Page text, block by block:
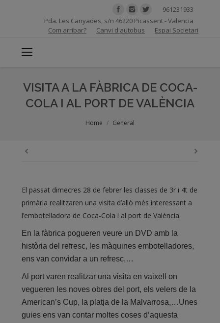
961231933
Pda. Les Canyades, s/n 46220 Picassent - Valencia
Com arribar?
Canvi d'autobus Espai Societari
VISITA A LA FÀBRICA DE COCA-
COLA I AL PORT DE VALÈNCIA
Home General
El passat dimecres 28 de febrer les classes de 3r i 4t de
primària realitzaren una visita d’allò més interessant a
l’embotelladora de Coca-Cola i al port de València.
En la fàbrica pogueren veure un DVD amb la
història del refresc, les màquines embotelladores,
ens van convidar a un refresc,…
Al port varen realitzar una visita en vaixell on
vegueren les noves obres del port, els velers de la
American’s Cup, la platja de la Malvarrosa,…Unes
guies ens van contar moltes coses d’aquesta